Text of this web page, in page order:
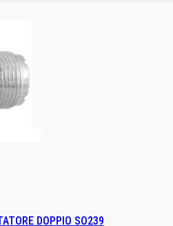
DOPPIO SO239